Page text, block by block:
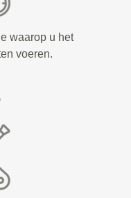
waarop u het
voeren.